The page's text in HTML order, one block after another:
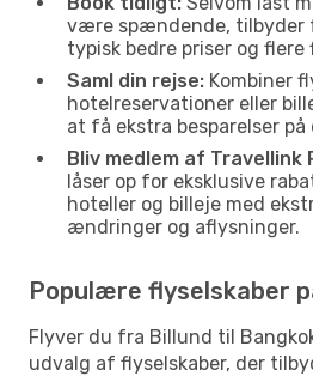
være spændende, tilbyder
typisk bedre priser og flere
Saml din rejse: Kombiner
hotelreservationer eller
at få ekstra besparelser på
Bliv medlem af Travellink
låser op for eksklusive
hoteller og billeje med
ændringer og aflysninger.
Populære flyselskaber
Flyver du fra Billund til
udvalg af flyselskaber, der